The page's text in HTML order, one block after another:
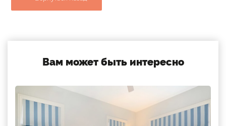
Вам может быть интересно